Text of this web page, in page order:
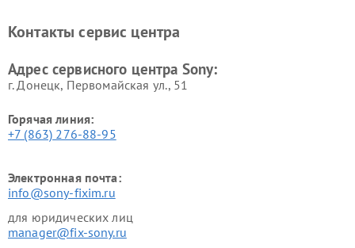
Контакты сервис центра
Адрес сервисного центра Sony:
г. Донецк, Первомайская ул., 51
Горячая линия:
+7 (863) 276-88-95
Электронная почта:
info@sony-fixim.ru
для юридических лиц
manager@fix-sony.ru